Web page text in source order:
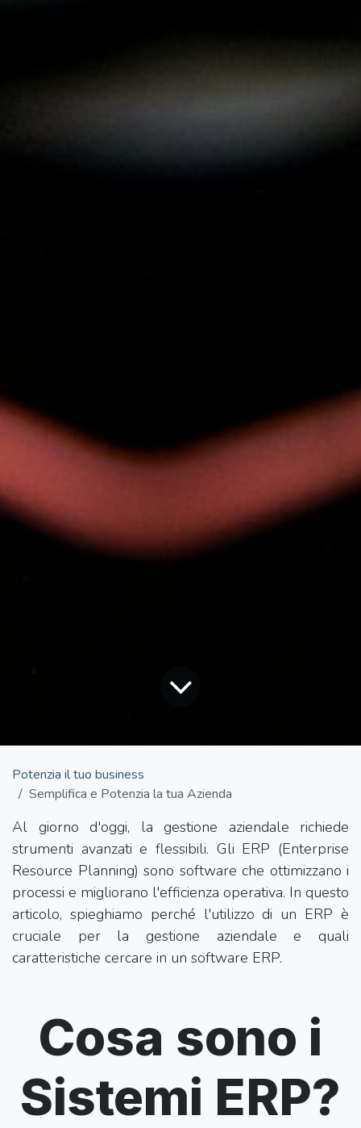
Potenzia il tuo business
Semplifica e Potenzia la tua Azienda
Al giorno d'oggi, la gestione aziendale richiede
strumenti avanzati e flessibili. Gli ERP (Enterprise
Resource Planning) sono software che ottimizzano i
processi e migliorano l'efficienza operativa. In questo
articolo, spieghiamo perché l'utilizzo di un ERP è
cruciale per la gestione aziendale e quali
caratteristiche cercare in un software ERP.
Cosa sono i
Sistemi ERP?